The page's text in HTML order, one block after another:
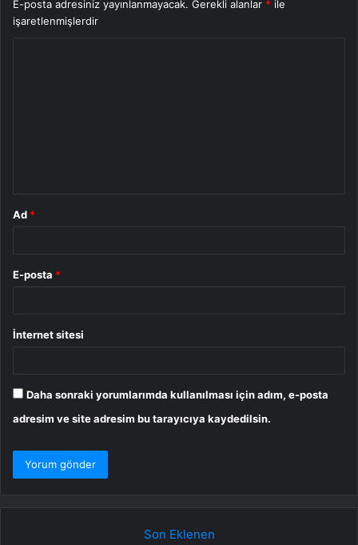
E-posta adresiniz yayınlanmayacak. Gerekli alanlar * ile
işaretlenmişlerdir
Ad *
E-posta *
İnternet sitesi
Daha sonraki yorumlarımda kullanılması için adım, e-posta
adresim ve site adresim bu tarayıcıya kaydedilsin.
Son Eklenen